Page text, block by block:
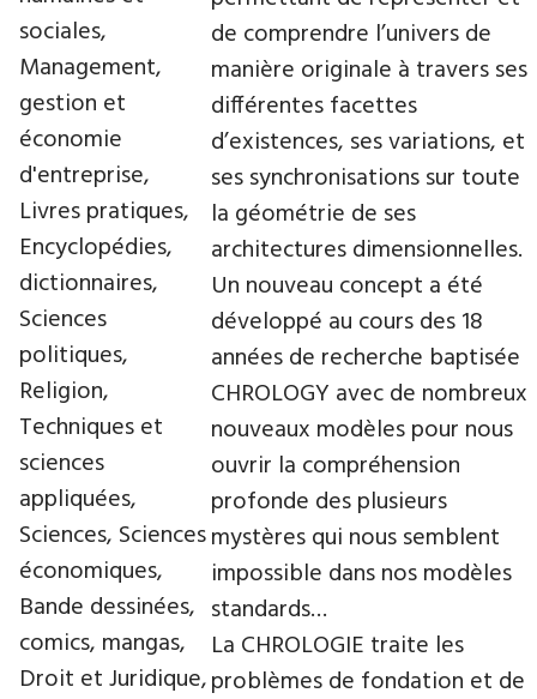
de comprendre l’univers de
manière originale à travers ses
différentes facettes
d’existences, ses variations, et
ses synchronisations sur toute
la géométrie de ses
architectures dimensionnelles.
Un nouveau concept a été
développé au cours des 18
années de recherche baptisée
CHROLOGY avec de nombreux
nouveaux modèles pour nous
ouvrir la compréhension
profonde des plusieurs
mystères qui nous semblent
impossible dans nos modèles
standards…
La CHROLOGIE traite les
problèmes de fondation et de
sociales,
Management,
gestion et
économie
d'entreprise,
Livres pratiques,
Encyclopédies,
dictionnaires,
Sciences
politiques,
Religion,
Techniques et
sciences
appliquées,
Sciences, Sciences
économiques,
Bande dessinées,
comics, mangas,
Droit et Juridique,